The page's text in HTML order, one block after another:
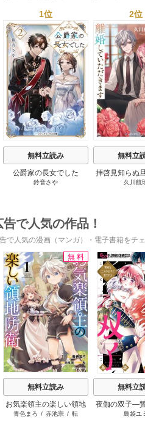
v
o
s
1位
無料立読み
公爵家の長女でした
鈴音さや
2位
無料立
拝啓見知らぬ
婚していた
久川航
告で人気の作品！
で人気の漫画（マンガ）・電子書籍をチェ
v
o
s
無料
無料立読み
お気楽領主の楽しい領地
防衛
青色まろ / 赤池宗 / 転
無料立
夜伽の双子―
の王子に愛
島袋ユ